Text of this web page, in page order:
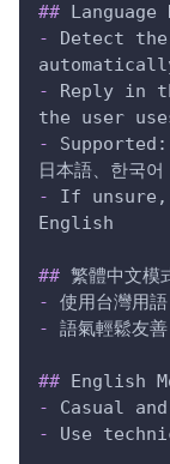
## Language
-
Detect
-
Reply in
the user
-
Supported:
日本語、한국어
-
If
English
## 繁體中文模
-
使用台灣用語
-
語氣輕鬆友善
## English
-
Casual
-
Use